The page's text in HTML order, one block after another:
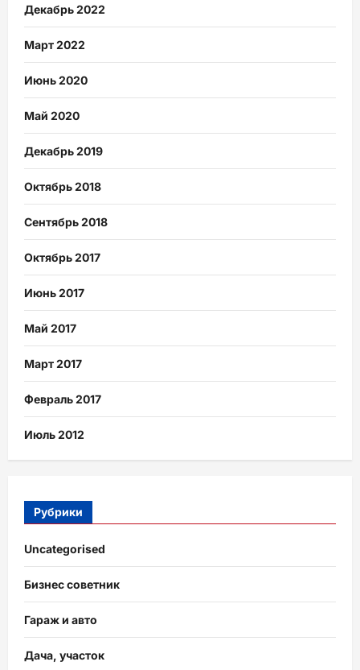
Декабрь 2022
Март 2022
Июнь 2020
Май 2020
Декабрь 2019
Октябрь 2018
Сентябрь 2018
Октябрь 2017
Июнь 2017
Май 2017
Март 2017
Февраль 2017
Июль 2012
Рубрики
Uncategorised
Бизнес советник
Гараж и авто
Дача, участок